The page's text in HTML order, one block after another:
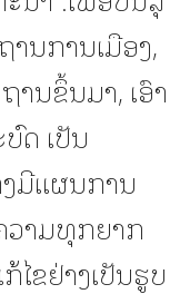
ນການເມືອງ,
ານຂຶ້ນມາ, ເອົາ
ດ ເປັນ
ມີແຜນການ
ວາມທຸກຍາກ
ໄຂຢ່າງເປັນຮູບ